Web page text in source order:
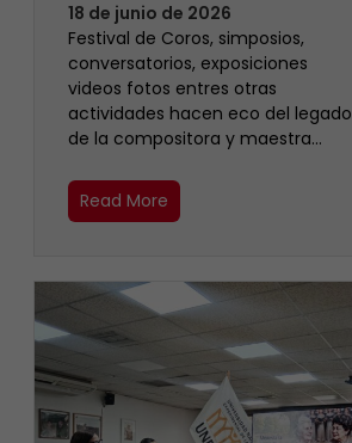
18 de junio de 2026
Festival de Coros, simposios,
conversatorios, exposiciones
videos fotos entres otras
actividades hacen eco del legado
de la compositora y maestra…
Read More